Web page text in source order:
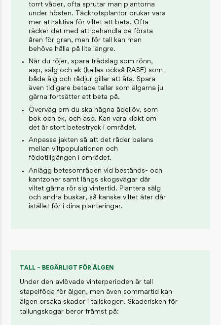
torrt väder, ofta sprutar man plantorna
under hösten. Täckrotsplantor brukar vara
mer attraktiva för viltet att beta. Ofta
räcker det med att behandla de första
åren för gran, men för tall kan man
behöva hålla på lite längre.
När du röjer, spara trädslag som rönn,
asp, sälg och ek (kallas också RASE) som
både älg och rådjur gillar att äta. Spara
även tidigare betade tallar som älgarna ju
gärna fortsätter att beta på.
Överväg om du ska hägna ädellöv, som
bok och ek, och asp. Kan vara klokt om
det är stort betestryck i området.
Anpassa jakten så att det råder balans
mellan viltpopulationen och
födotillgången i området.
Anlägg betesområden vid bestånds- och
kantzoner samt längs skogsvägar där
viltet gärna rör sig vintertid. Plantera sälg
och andra buskar, så kanske viltet äter där
istället för i dina planteringar.
TALL – BEGÄRLIGT FÖR ÄLGEN
Under den avlövade vinterperioden är tall
stapelföda för älgen, men även sommartid kan
älgen orsaka skador i tallskogen. Skaderisken för
tallungskogar beror främst på: